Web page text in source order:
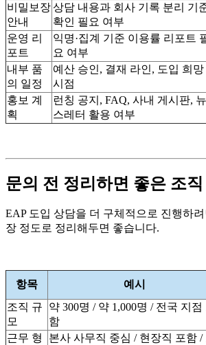
비밀보장
안내
상담 내용과 회사 기록 분리 기
확인 필요 여부
운영 리
포트
익명·집계 기준 이용률 리포트
요 여부
내부 품
의 일정
예산 승인, 결재 라인, 도입 희망
시점
홍보 계
획
런칭 공지, FAQ, 사내 게시판, 뉴
스레터 활용 여부
문의 전 정리하면 좋은 조
EAP 도입 상담을 더 구체적으로 진행하
장 정도로 정리해두면 좋습니다.
항목
예시
조직 규
모
약 300명 / 약 1,000명 / 전국 지점
함
근무 형
본사 사무직 중심 / 현장직 포함 /